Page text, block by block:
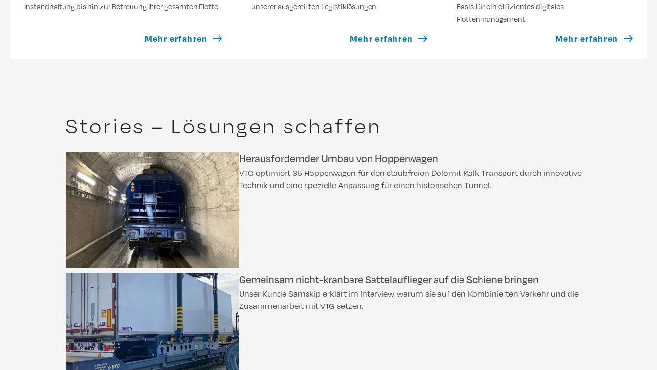
Instandhaltung bis hin zur Betreuung Ihrer gesamten Flotte.
Mehr erfahren
unserer ausgereiften Logistiklösungen.
Mehr erfahren
Basis für ein effizientes digitales
Flottenmanagement.
Mehr erfahren
Stories – Lösungen schaffen
Herausfordernder Umbau von Hopperwagen
VTG optimiert 35 Hopperwagen für den staubfreien Dolomit-Kalk-Transport durch innovative
Technik und eine spezielle Anpassung für einen historischen Tunnel.
Gemeinsam nicht-kranbare Sattelauflieger auf die Schiene bringen
Unser Kunde Samskip erklärt im Interview, warum sie auf den Kombinierten Verkehr und die
Zusammenarbeit mit VTG setzen.